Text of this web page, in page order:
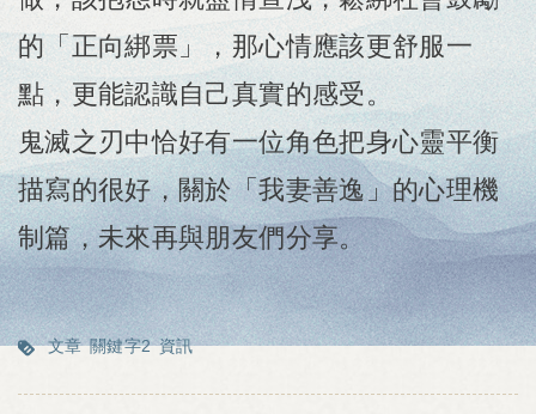
的「正向綁票」，那心情應該更舒服一
點，更能認識自己真實的感受。
鬼滅之刃中恰好有一位角色把身心靈平衡
描寫的很好，關於「我妻善逸」的心理機
制篇，未來再與朋友們分享。
文章 關鍵字2 資訊